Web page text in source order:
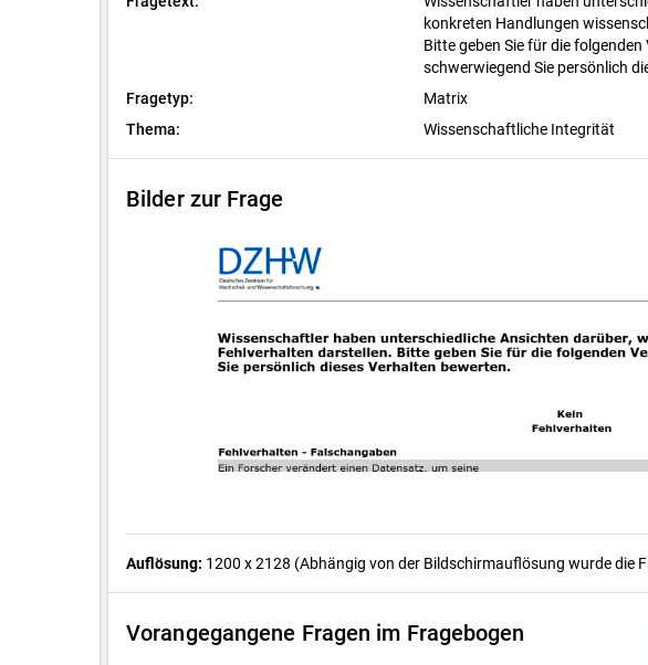
konkreten Handlungen
Bitte geben Sie für die
schwerwiegend Sie persönlich
Fragetyp:
Matrix
Thema:
Wissenschaftliche Integrität
Bilder zur Frage
Auflösung: 1200 x 2128 (Abhängig von der Bildschirmauflösung wurde die
Vorangegangene Fragen im Fragebogen